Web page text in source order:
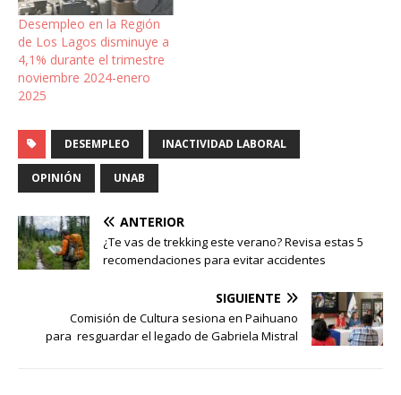
Desempleo en la Región
de Los Lagos disminuye a
4,1% durante el trimestre
noviembre 2024-enero
2025
DESEMPLEO INACTIVIDAD LABORAL
OPINIÓN UNAB
ANTERIOR
¿Te vas de trekking este verano? Revisa estas 5
recomendaciones para evitar accidentes
SIGUIENTE
Comisión de Cultura sesiona en Paihuano
para resguardar el legado de Gabriela Mistral